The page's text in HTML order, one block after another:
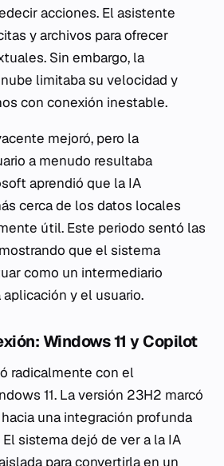
acciones. El asistente
y archivos para ofrecer
Sin embargo, la
limitaba su velocidad y
con conexión inestable.
mejoró, pero la
a menudo resultaba
aprendió que la IA
cerca de los datos locales
útil. Este periodo sentó las
que el sistema
como un intermediario
y el usuario.
Windows 11 y Copilot
radicalmente con el
11. La versión 23H2 marcó
una integración profunda
sistema dejó de ver a la IA
para convertirla en un